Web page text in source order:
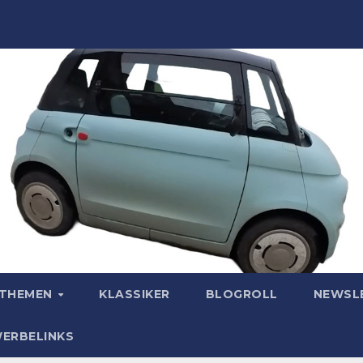
KLASSIKER BLOGROLL